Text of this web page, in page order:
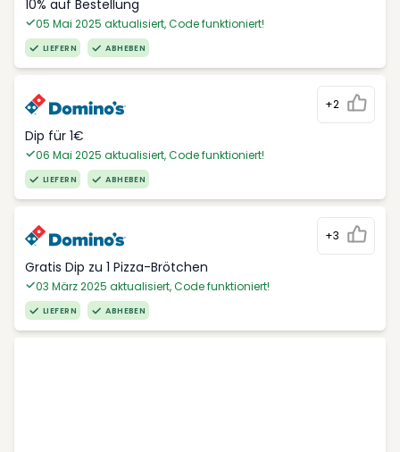
10% auf Bestellung
05 Mai 2025 aktualisiert, Code funktioniert!
LIEFERN ABHEBEN
+2
Dip für 1€
06 Mai 2025 aktualisiert, Code funktioniert!
LIEFERN ABHEBEN
+3
Gratis Dip zu 1 Pizza-Brötchen
03 März 2025 aktualisiert, Code funktioniert!
LIEFERN ABHEBEN